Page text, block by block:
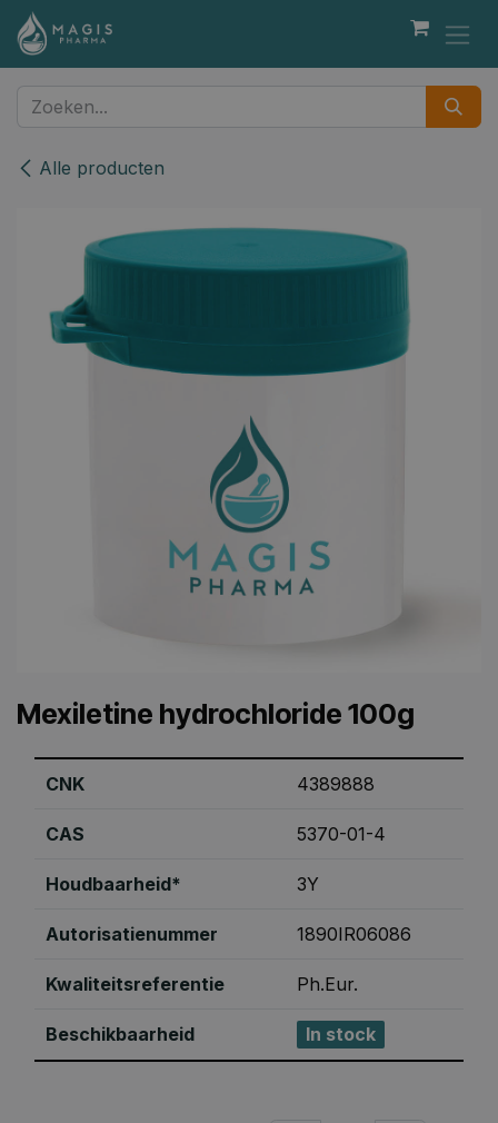
Overslaan naar inhoud
Alle producten
Mexiletine hydrochloride 100g
CNK 4389888
CAS 5370-01-4
Houdbaarheid* 3Y
Autorisatienummer 1890IR06086
Kwaliteitsreferentie Ph.Eur.
Beschikbaarheid In stock